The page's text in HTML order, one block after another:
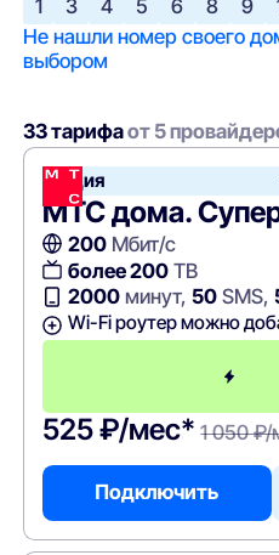
1
3 4 5 6 8 9
Не нашли номер своего
выбором
33 тарифаот 5
Акция
МТС дома.
200Мбит/с
более 200ТВ
2000минут, 50SMS,
Wi-Fi роутер можно
525 ₽/мес* 1 050 ₽/
Подключить